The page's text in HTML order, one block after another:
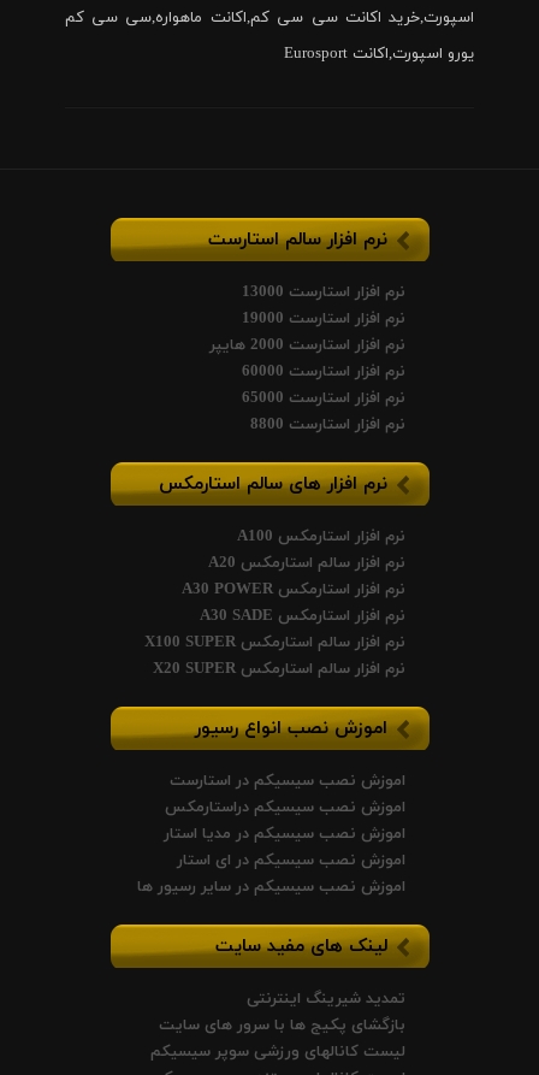
اسپورت,خرید اکانت سی سی کم,اکانت ماهواره,سی سی کم
یورو اسپورت,اکانت Eurosport
نرم افزار سالم استارست
نرم افزار استارست 13000
نرم افزار استارست 19000
نرم افزار استارست 2000 هایپر
نرم افزار استارست 60000
نرم افزار استارست 65000
نرم افزار استارست 8800
نرم افزار های سالم استارمکس
نرم افزار استارمکس A100
نرم افزار سالم استارمکس A20
نرم افزار استارمکس A30 POWER
نرم افزار استارمکس A30 SADE
نرم افزار سالم استارمکس X100 SUPER
نرم افزار سالم استارمکس X20 SUPER
اموزش نصب انواع رسیور
اموزش نصب سیسیکم در استارست
اموزش نصب سیسیکم دراستارمکس
اموزش نصب سیسیکم در مدیا استار
اموزش نصب سیسیکم در ای استار
اموزش نصب سیسیکم در سایر رسیور ها
لینک های مفید سایت
تمدید شیرینگ اینترنتی
بازگشای پکیج ها با سرور های سایت
لیست کانالهای ورزشی سوپر سیسیکم